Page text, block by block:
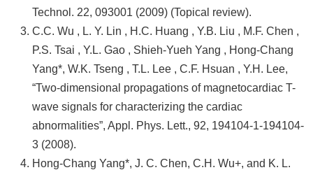
English
Technol. 22, 093001 (2009) (Topical review).
C.C. Wu , L. Y. Lin , H.C. Huang , Y.B. Liu , M.F. Chen ,
P.S. Tsai , Y.L. Gao , Shieh-Yueh Yang , Hong-Chang
Yang*, W.K. Tseng , T.L. Lee , C.F. Hsuan , Y.H. Lee,
“Two-dimensional propagations of magnetocardiac T-
wave signals for characterizing the cardiac
abnormalities”, Appl. Phys. Lett., 92, 194104-1-194104-
3 (2008).
Hong-Chang Yang*, J. C. Chen, C.H. Wu+, and K. L.